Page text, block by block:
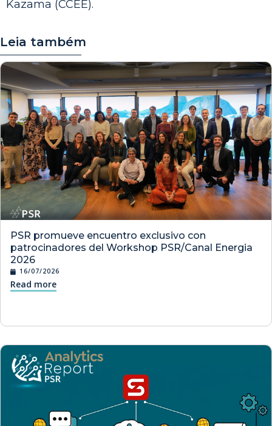
Kazama (CCEE).
Leia também
PSR promueve encuentro exclusivo con
patrocinadores del Workshop PSR/Canal Energia
2026
16/07/2026
Read more